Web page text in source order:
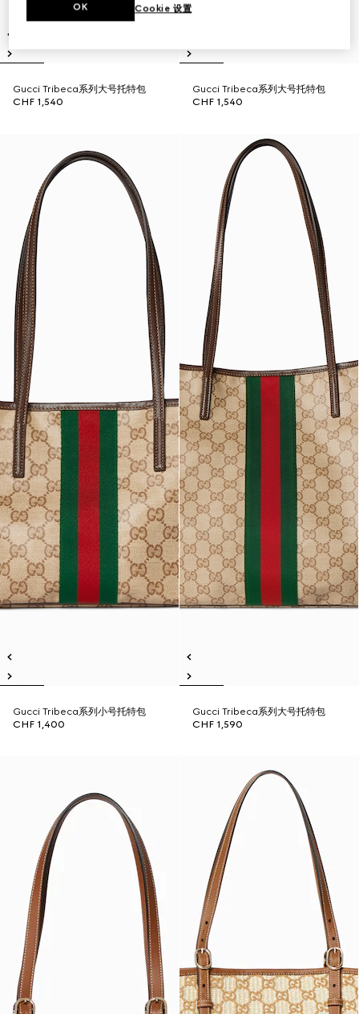
Gucci Tribeca系列大号托特包
CHF 1,540
Gucci Tribeca系列大号托特包
CHF 1,540
Gucci Tribeca系列小号托特包
CHF 1,400
Gucci Tribeca系列大号托特包
CHF 1,590
Cookie 设置
OK